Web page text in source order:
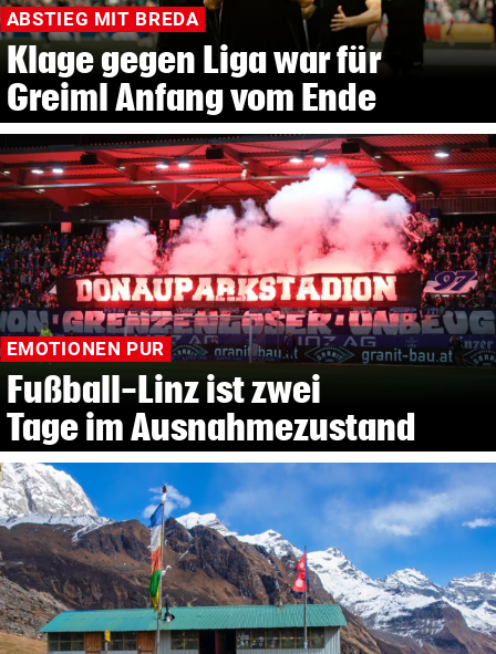
ABSTIEG MIT BREDA
Klage gegen Liga war für
Greiml Anfang vom Ende
EMOTIONEN PUR
Fußball-Linz ist zwei
Tage im Ausnahmezustand